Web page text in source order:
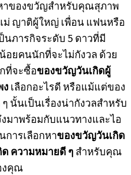
าของขวัญสำหรับคุณสุภาพ
ม่ ญาติผู้ใหญ่ เพื่อน แฟนหรือ
นภารกิจระดับ 5 ดาวที่มี
อยคนนักที่จะไม่กังวล ด้วย
ที่จะซื้อของขวัญวันเกิดผู้
งเลือกอะไรดี หรือแม้แต่ของ
นั้นเป็นเรื่องน่ากังวลสำหรับ
มาพร้อมกับแนวทางและไอ
การเลือกหาของขวัญวันเกิด
ความหมายดี ๆ สำหรับคุณ
งคุณ